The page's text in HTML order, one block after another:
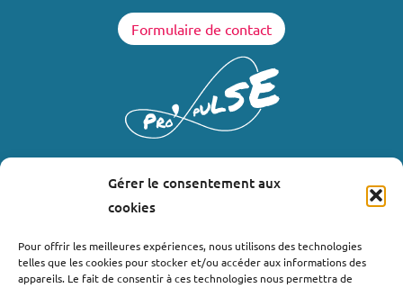
Gérer le consentement aux
cookies
Pour offrir les meilleures expériences, nous utilisons des technologies
telles que les cookies pour stocker et/ou accéder aux informations des
appareils. Le fait de consentir à ces technologies nous permettra de
Formulaire de contact
Où nous trouver ?
Bollène